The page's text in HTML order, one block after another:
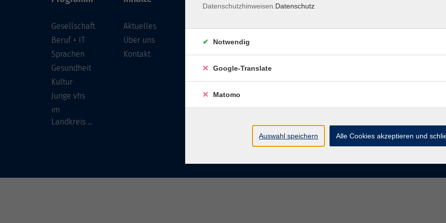
Gesellschaft
Beruf + IT
Sprachen
Gesundheit
Kultur
Junge vhs
im
Landkreis ...
Aktuelles
Über uns
Kontakt
96450 Coburg
info@vhs-coburg.de
Tel: 09561 8825-0
Datenschutzhinweisen. Datenschutz
Notwendig
Google-Translate
Matomo
Auswahl speichern Alle Cookies akzeptieren und